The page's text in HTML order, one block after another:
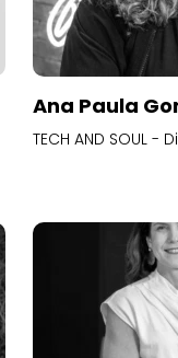
Ana Paula
TECH AND SOUL